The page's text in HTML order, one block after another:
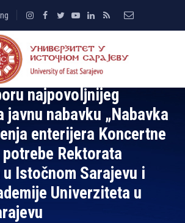
najpovolјnijeg
javnu nabavku „Nabavka
enterijera Koncertne
Rektorata
Istočnom Sarajevu i
Univerziteta u